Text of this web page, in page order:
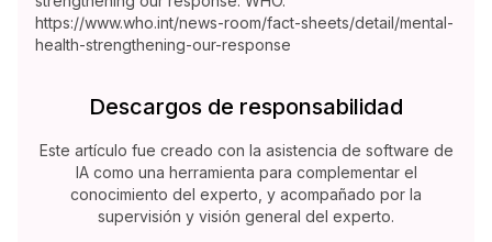
https://www.who.int/news-room/fact-sheets/detail/mental-
health-strengthening-our-response
Descargos de responsabilidad
Este artículo fue creado con la asistencia de software de
IA como una herramienta para complementar el
conocimiento del experto, y acompañado por la
supervisión y visión general del experto.